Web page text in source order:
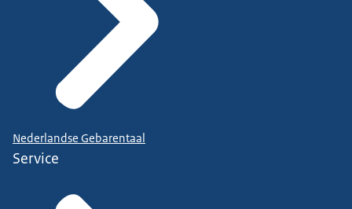
Nederlandse Gebarentaal
Service